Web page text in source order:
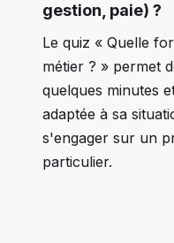
gestion, paie) ?
Le quiz « Quelle
métier ? » permet
quelques minutes
adaptée à sa
s'engager sur un
particulier.